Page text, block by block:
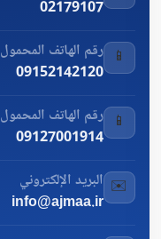
02179107
📱 رقم الهاتف المحمول
09152142120
📱 رقم الهاتف المحمول
09127001914
✉️ البريد الإلكتروني
info@ajmaa.ir